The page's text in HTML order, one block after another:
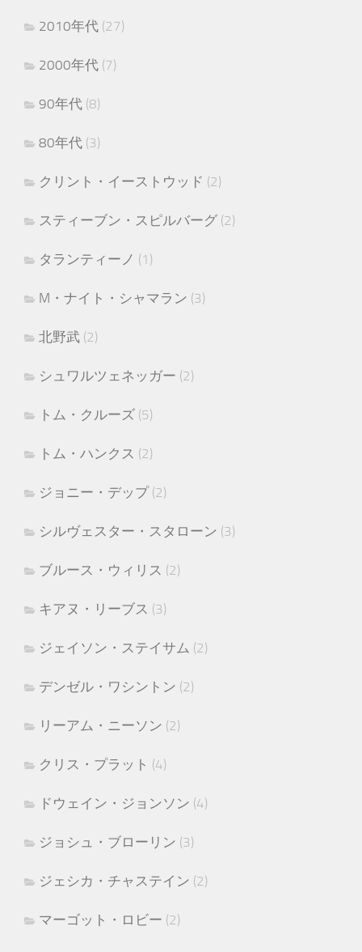
2010年代 (27)
2000年代 (7)
90年代 (8)
80年代 (3)
クリント・イーストウッド (2)
スティーブン・スピルバーグ (2)
タランティーノ (1)
M・ナイト・シャマラン (3)
北野武 (2)
シュワルツェネッガー (2)
トム・クルーズ (5)
トム・ハンクス (2)
ジョニー・デップ(2)
シルヴェスター・スタローン (3)
ブルース・ウィリス (2)
キアヌ・リーブス (3)
ジェイソン・ステイサム (2)
デンゼル・ワシントン (2)
リーアム・ニーソン (2)
クリス・プラット (4)
ドウェイン・ジョンソン (4)
ジョシュ・ブローリン (3)
ジェシカ・チャステイン (2)
マーゴット・ロビー (2)